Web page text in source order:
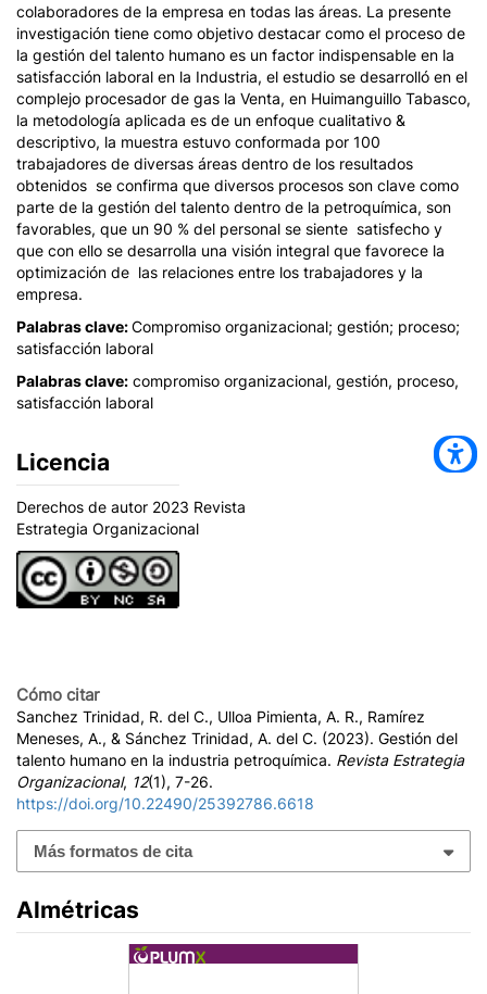
colaboradores de la empresa en todas las áreas. La presente
investigación tiene como objetivo destacar como el proceso de
la gestión del talento humano es un factor indispensable en la
satisfacción laboral en la Industria, el estudio se desarrolló en el
complejo procesador de gas la Venta, en Huimanguillo Tabasco,
la metodología aplicada es de un enfoque cualitativo &
descriptivo, la muestra estuvo conformada por 100
trabajadores de diversas áreas dentro de los resultados
obtenidos se confirma que diversos procesos son clave como
parte de la gestión del talento dentro de la petroquímica, son
favorables, que un 90 % del personal se siente satisfecho y
que con ello se desarrolla una visión integral que favorece la
optimización de las relaciones entre los trabajadores y la
empresa.
Palabras clave:Compromiso organizacional; gestión; proceso;
satisfacción laboral
Palabras clave: compromiso organizacional, gestión, proceso,
satisfacción laboral
Licencia
Derechos de autor 2023 Revista
Estrategia Organizacional
Cómo citar
Sanchez Trinidad, R. del C., Ulloa Pimienta, A. R., Ramírez
Meneses, A., & Sánchez Trinidad, A. del C. (2023). Gestión del
talento humano en la industria petroquímica. Revista Estrategia
Organizacional, 12(1), 7-26.
https://doi.org/10.22490/25392786.6618
Más formatos de cita
Almétricas